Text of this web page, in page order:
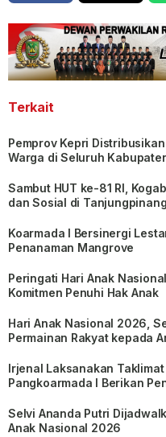
Terkait
Pemprov Kepri
Warga di Seluruh
Sambut HUT ke-81 RI,
dan Sosial di Tanjungpinang
Koarmada I Bersinergi
Penanaman Mangrove
Peringati Hari Anak
Komitmen Penuhi Hak Anak
Hari Anak Nasional 2026,
Permainan Rakyat kepada
Irjenal Laksanakan
Pangkoarmada I Berikan
Selvi Ananda Putri
Anak Nasional 2026